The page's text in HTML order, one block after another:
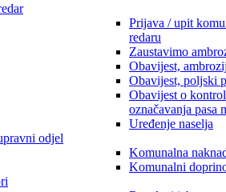
Prijava / upit
redaru
Zaustavimo
Obavijest,
Obavijest, poljski
Obavijest o
označavanja pasa
Uređenje naselja
odjel
Komunalna
Komunalni